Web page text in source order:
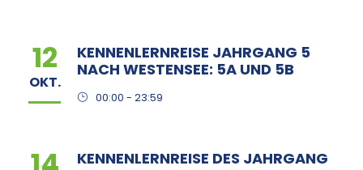
12
OKT.
KENNENLERNREISE JAHRGANG 5
NACH WESTENSEE: 5A UND 5B
00:00 - 23:59
KENNENLERNREISE DES JAHRGANG